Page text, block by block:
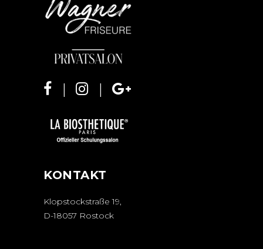
KONTAKT
Klopstockstraße 19,
D-18057 Rostock